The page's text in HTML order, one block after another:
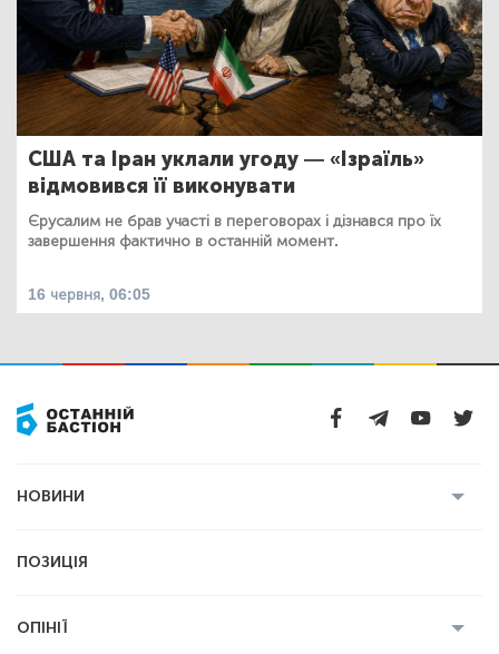
США та Іран уклали угоду — «Ізраїль»
відмовився її виконувати
Єрусалим не брав участі в переговорах і дізнався про їх
завершення фактично в останній момент.
16 червня, 06:05
НОВИНИ
Економіка
ПОЗИЦІЯ
ОПІНІЇ